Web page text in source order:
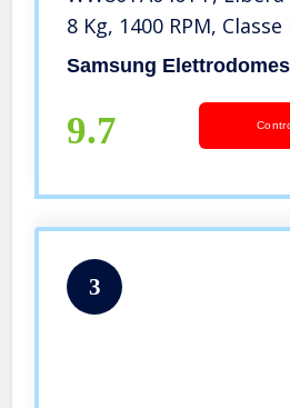
8 Kg, 1400 RPM,
Vapore, Carica
Samsung
9.7
3